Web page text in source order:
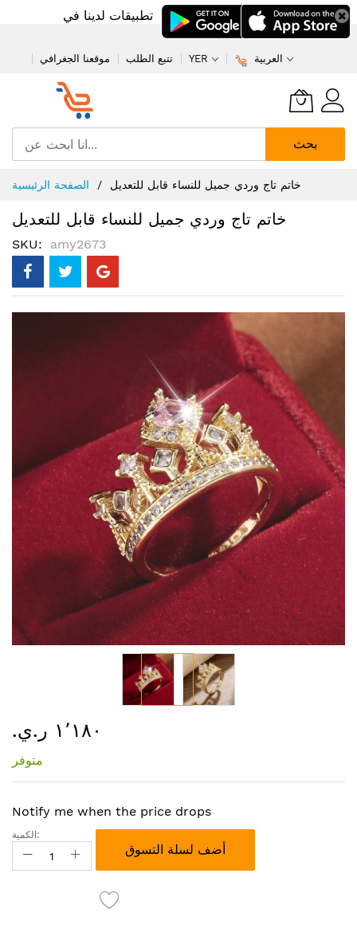
تطبيقات لدينا في
موقعنا الجغرافي تتبع الطلب YER العربية
بحث
إلى
المحتوى
الصفحة الرئيسية خاتم تاج وردي جميل للنساء قابل للتعديل
خاتم تاج وردي جميل للنساء قابل للتعديل
SKU amy2673
إلى
معرض
الصور
١٬١٨٠ ر.ي.‏
متوفر
Notify me when the price drops
الكمية:
أضف لسلة التسوق